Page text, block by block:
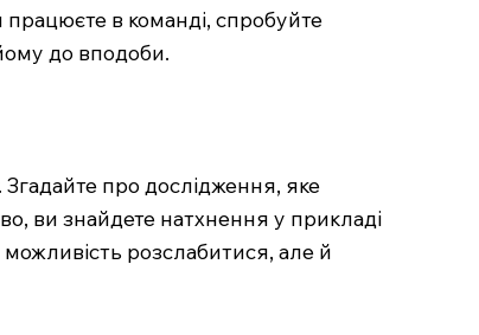
в команді, спробуйте
до вподоби.
про дослідження, яке
ви знайдете натхнення у прикладі
розслабитися, але й